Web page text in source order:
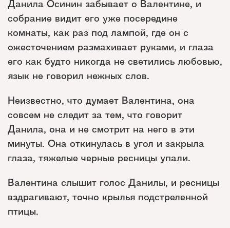
Данила Осинин забывает о Валентине, и
собрание видит его уже посередине
комнаты, как раз под лампой, где он с
ожесточением размахивает руками, и глаза
его как будто никогда не светились любовью,
язык не говорил нежных слов.
Неизвестно, что думает Валентина, она
совсем не следит за тем, что говорит
Данила, она и не смотрит на него в эти
минуты. Она откинулась в угол и закрыла
глаза, тяжелые черные ресницы упали.
Валентина слышит голос Данилы, и ресницы
вздрагивают, точно крылья подстреленной
птицы.